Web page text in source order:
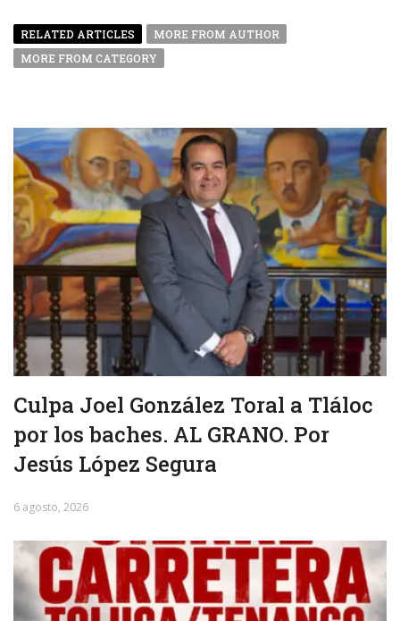
RELATED ARTICLES
MORE FROM AUTHOR
MORE FROM CATEGORY
Culpa Joel González Toral a Tláloc
por los baches. AL GRANO. Por
Jesús López Segura
6 agosto, 2026